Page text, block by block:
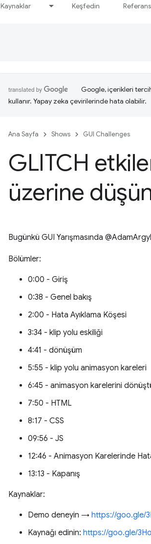
Kaynaklar Keşfedin
Google, içerikleri
kullanır. Yapay zeka çevirilerinde hata olabilir.
Ana Sayfa Shows GUI Challenges
GLITCH
üzerine
Bugünkü GUI Yarışmasında
Bölümler:
0:00 - Giriş
0:38 - Genel bakış
2:00 - Hata Ayıklama Köşesi
3:34 - klip yolu eskiliği
4:41 - dönüşüm
5:55 - klip yolu animasyon kareleri
6:45 - animasyon karelerini
7:50 - HTML
8:17 - CSS
09:56 - JS
12:46 - Animasyon Karelerinde
13:13 - Kapanış
Kaynaklar:
Demo deneyin → https://goo.gle/
Kaynağı edinin: https://goo.gle/